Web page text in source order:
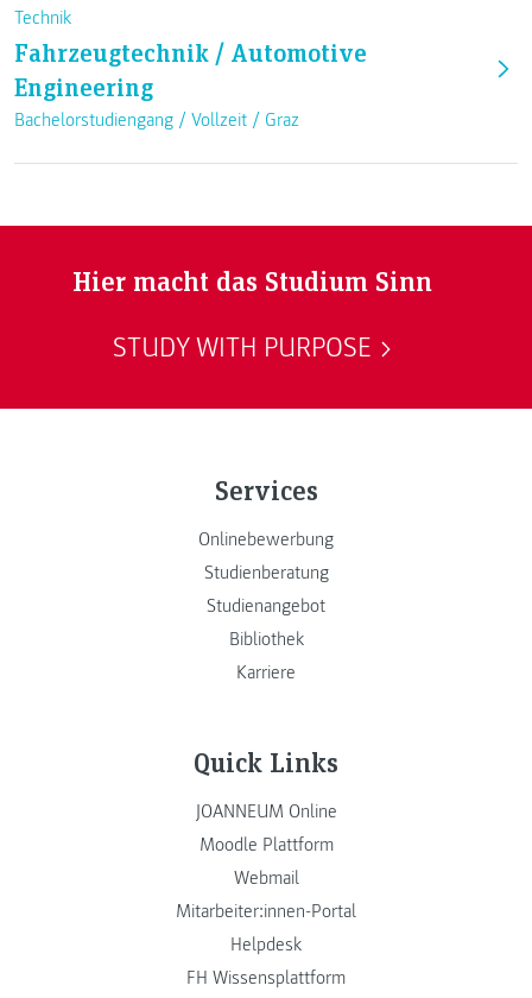
Technik
Fahrzeugtechnik / Automotive
Engineering
Bachelorstudiengang / Vollzeit / Graz
Hier macht das Studium Sinn
STUDY WITH PURPOSE
Services
Onlinebewerbung
Studienberatung
Studienangebot
Bibliothek
Karriere
Quick Links
JOANNEUM Online
Moodle Plattform
Webmail
Mitarbeiter:innen-Portal
Helpdesk
FH Wissensplattform